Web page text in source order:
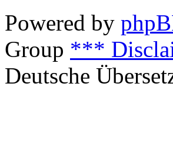
Powered by
Group ***
Deutsche